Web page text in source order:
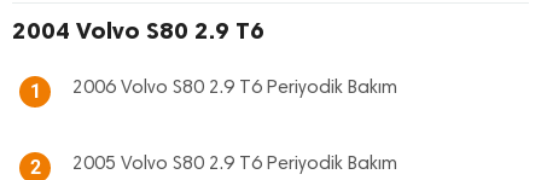
2004 Volvo S80 2.9 T6
1 2006 Volvo S80 2.9 T6 Periyodik Bakım
2 2005 Volvo S80 2.9 T6 Periyodik Bakım